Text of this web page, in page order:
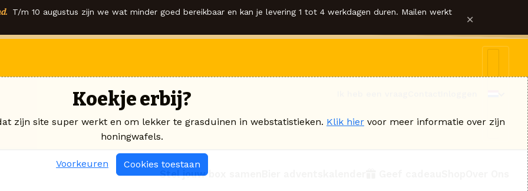
T/m 10 augustus zijn we wat minder goed bereikbaar en kan je levering 1 tot 4 werkdagen duren. Mailen werkt ×
Stel jouw box samen
Koekje erbij?
zijn site super werkt en om lekker te grasduinen in webstatistieken. Klik hier voor meer informatie over zijn
honingwafels.
Voorkeuren Cookies toestaan